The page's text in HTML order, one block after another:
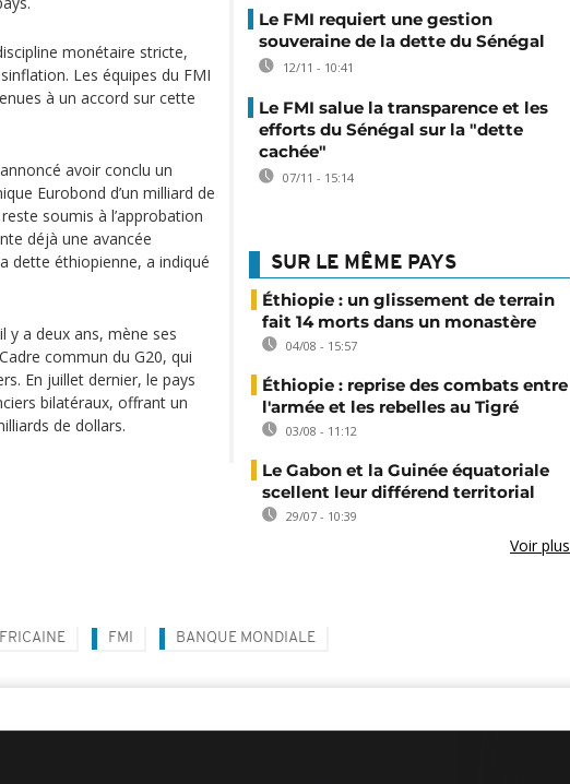
monétaire stricte,
Les équipes du FMI
à un accord sur cette
avoir conclu un
Eurobond d’un milliard de
soumis à l’approbation
déjà une avancée
dette éthiopienne, a indiqué
y a deux ans, mène ses
commun du G20, qui
En juillet dernier, le pays
bilatéraux, offrant un
de dollars.
Le FMI requiert une gestion
souveraine de la dette du Sénégal
12/11 - 10:41
Le FMI salue la transparence et les
efforts du Sénégal sur la "dette
cachée"
07/11 - 15:14
SUR LE MÊME PAYS
Éthiopie : un glissement de terrain
fait 14 morts dans un monastère
04/08 - 15:57
Éthiopie : reprise des combats entre
l'armée et les rebelles au Tigré
03/08 - 11:12
Le Gabon et la Guinée équatoriale
scellent leur différend territorial
29/07 - 10:39
Voir plus
FMI BANQUE MONDIALE